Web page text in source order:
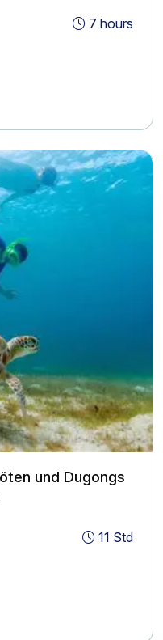
7 hours
und Dugongs
11 Std